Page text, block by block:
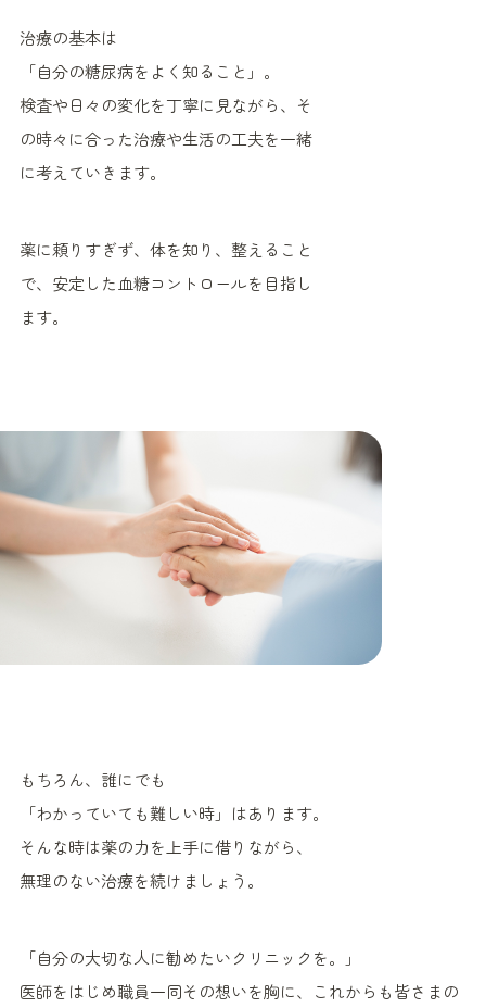
治療の基本は
「自分の糖尿病をよく知ること」。
検査や日々の変化を丁寧に見ながら、そ
の時々に合った治療や生活の工夫を一緒
に考えていきます。
薬に頼りすぎず、体を知り、整えること
で、安定した血糖コントロールを目指し
ます。
もちろん、誰にでも
「わかっていても難しい時」はあります。
そんな時は薬の力を上手に借りながら、
無理のない治療を続けましょう。
「自分の大切な人に勧めたいクリニックを。」
医師をはじめ職員一同その想いを胸に、これからも皆さまの